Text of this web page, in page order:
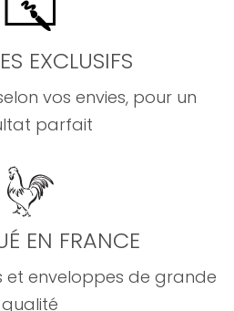
EXCLUSIFS
vos envies, pour un
parfait
EN FRANCE
et enveloppes de grande
qualité